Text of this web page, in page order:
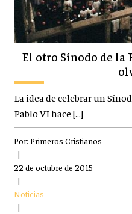
El otro Sínodo de la
La idea de celebrar un
Pablo VI hace […]
Por: Primeros Cristianos
|
22 de octubre de 2015
|
Noticias
|